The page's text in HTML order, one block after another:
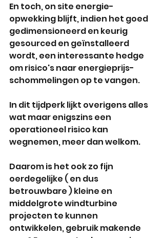
En toch, on site energie-
opwekking blijft, indien het goed
gedimensioneerd en keurig
gesourced en geïnstalleerd
wordt, een interessante hedge
om risico's naar energieprijs-
schommelingen op te vangen.
In dit tijdperk lijkt overigens alles
wat maar enigszins een
operationeel risico kan
wegnemen, meer dan welkom.
Daarom is het ook zo fijn
oerdegelijke ( en dus
betrouwbare ) kleine en
middelgrote windturbine
projecten te kunnen
ontwikkelen, gebruik makende